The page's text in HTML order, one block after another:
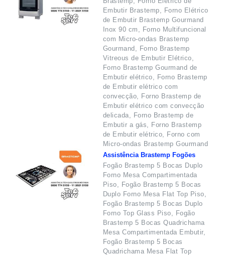
Embutir Brastemp, Forno Elétrico
de Embutir Brastemp Gourmand
Inox 90 cm, Forno Multifuncional
com Micro-ondas Brastemp
Gourmand, Forno Brastemp
Vitreous de Embutir Elétrico,
Forno Brastemp Gourmand de
Embutir elétrico, Forno Brastemp
de Embutir elétrico com
convecção, Forno Brastemp de
Embutir elétrico com convecção
delicada, Forno Brastemp de
Embutir a gás, Forno Brastemp
de Embutir elétrico, Forno com
Micro-ondas Brastemp Gourmand
Assistência Brastemp Fogões
Fogão Brastemp 5 Bocas Duplo
Forno Mesa Compartimentada
Piso, Fogão Brastemp 5 Bocas
Duplo Forno Mesa Flat Top Piso,
Fogão Brastemp 5 Bocas Duplo
Forno Top Glass Piso, Fogão
Brastemp 5 Bocas Quadrichama
Mesa Compartimentada Embutir,
Fogão Brastemp 5 Bocas
Quadrichama Mesa Flat Top